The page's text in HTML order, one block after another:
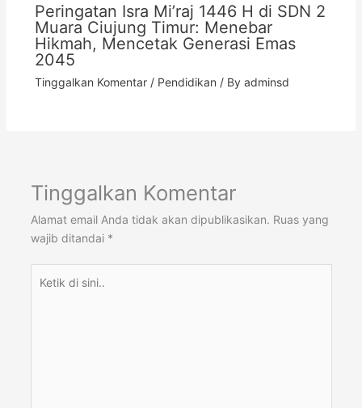
Peringatan Isra Mi’raj 1446 H di SDN 2
Muara Ciujung Timur: Menebar
Hikmah, Mencetak Generasi Emas
2045
Tinggalkan Komentar / Pendidikan / By adminsd
Tinggalkan Komentar
Alamat email Anda tidak akan dipublikasikan. Ruas yang
wajib ditandai *